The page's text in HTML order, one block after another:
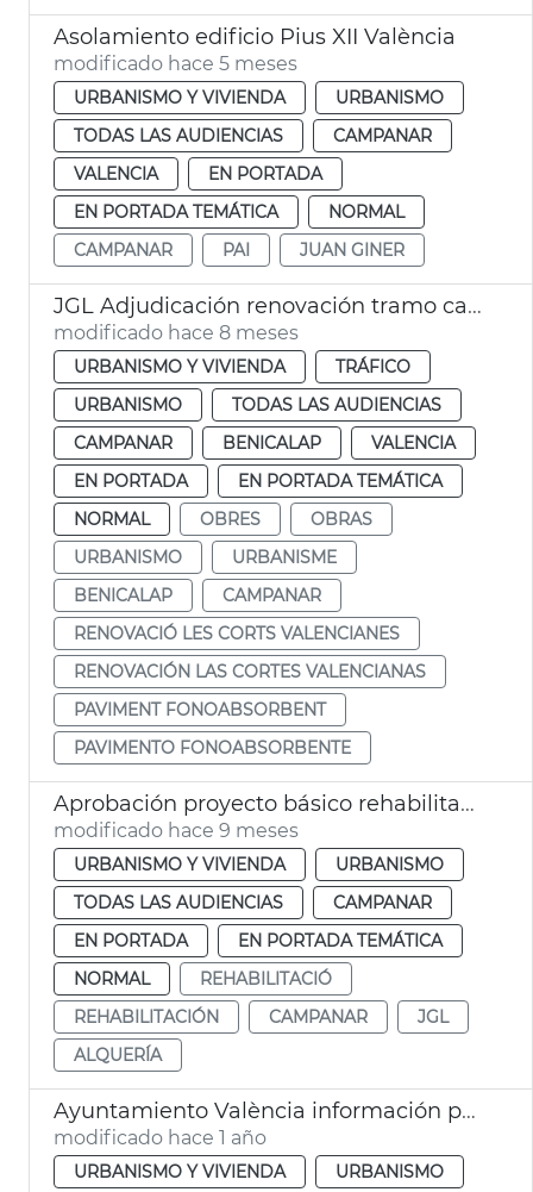
Asolamiento edificio Pius XII València
modificado hace 5 meses
URBANISMO Y VIVIENDA
URBANISMO
TODAS LAS AUDIENCIAS
CAMPANAR
VALENCIA
EN PORTADA
EN PORTADA TEMÁTICA
NORMAL
CAMPANAR
PAI JUAN GINER
JGL Adjudicación renovación tramo calzada las Cortes Valencianas
modificado hace 8 meses
URBANISMO Y VIVIENDA
TRÁFICO
URBANISMO
TODAS LAS AUDIENCIAS
CAMPANAR
BENICALAP
VALENCIA
EN PORTADA
EN PORTADA TEMÁTICA
NORMAL
OBRES
OBRAS
URBANISMO
URBANISME
BENICALAP
CAMPANAR
RENOVACIÓ LES CORTS VALENCIANES
RENOVACIÓN LAS CORTES VALENCIANAS
PAVIMENT FONOABSORBENT
PAVIMENTO FONOABSORBENTE
Aprobación proyecto básico rehabilitación Alquería de Campanario València
modificado hace 9 meses
URBANISMO Y VIVIENDA
URBANISMO
TODAS LAS AUDIENCIAS
CAMPANAR
EN PORTADA
EN PORTADA TEMÁTICA
NORMAL
REHABILITACIÓ
REHABILITACIÓN
CAMPANAR
JGL
ALQUERÍA
Ayuntamiento València información pública ampliación IVO
modificado hace 1 año
URBANISMO Y VIVIENDA
URBANISMO